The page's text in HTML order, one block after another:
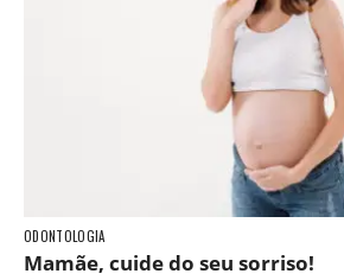
ODONTOLOGIA
Mamãe, cuide do seu sorriso!